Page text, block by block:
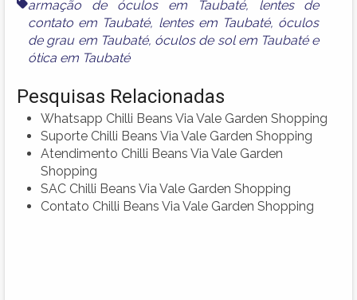
armação de óculos em Taubaté, lentes de
contato em Taubaté, lentes em Taubaté, óculos
de grau em Taubaté, óculos de sol em Taubatée
ótica em Taubaté
Pesquisas Relacionadas
Whatsapp Chilli Beans Via Vale Garden Shopping
Suporte Chilli Beans Via Vale Garden Shopping
Atendimento Chilli Beans Via Vale Garden
Shopping
SAC Chilli Beans Via Vale Garden Shopping
Contato Chilli Beans Via Vale Garden Shopping